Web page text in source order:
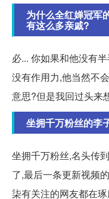
为什么全红婵冠军
有这么多亲戚?
必... 你如果和他没有
没有作用力,他当然不
意思?但是我回过头来
坐拥千万粉丝的李
坐拥千万粉丝,名头传
了,最后一条更新视频
柒有关注的网友都在琢